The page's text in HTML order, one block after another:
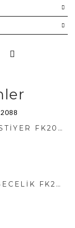
DANTEL İŞLEMELI MAVI BÜSTIYER FK2088
SEKSI YAKALARI FIRFIRLI GECELIK FK2415